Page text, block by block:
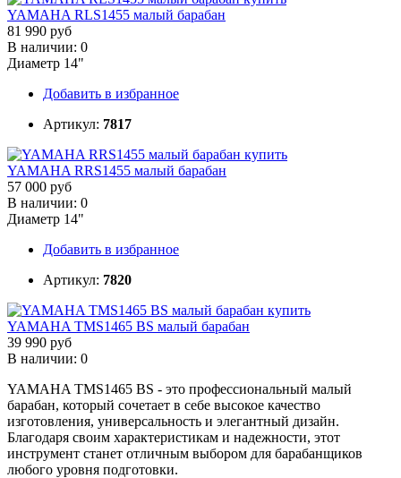
YAMAHA RLS1455 малый барабан
81 990 руб
В наличии: 0
Диаметр 14"
Добавить в избранное
Артикул: 7817
YAMAHA RRS1455 малый барабан
57 000 руб
В наличии: 0
Диаметр 14"
Добавить в избранное
Артикул: 7820
YAMAHA TMS1465 BS малый барабан
39 990 руб
В наличии: 0
YAMAHA TMS1465 BS - это профессиональный малый
барабан, который сочетает в себе высокое качество
изготовления, универсальность и элегантный дизайн.
Благодаря своим характеристикам и надежности, этот
инструмент станет отличным выбором для барабанщиков
любого уровня подготовки.